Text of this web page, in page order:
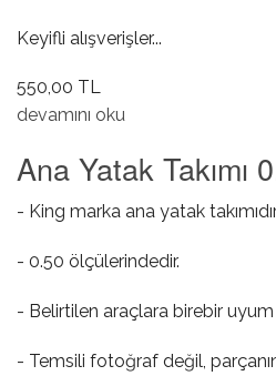
Keyifli alışverişler...
550,00 TL
Ana Yatak Takımı STD hakkında
devamını oku
Ana Yatak Takımı
- King marka ana yatak
- 0.50 ölçülerindedir.
- Belirtilen araçlara birebir uyum
- Temsili fotoğraf değil,